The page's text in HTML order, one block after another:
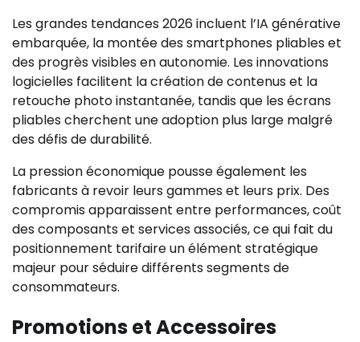
Les grandes tendances 2026 incluent l’IA générative
embarquée, la montée des smartphones pliables et
des progrès visibles en autonomie. Les innovations
logicielles facilitent la création de contenus et la
retouche photo instantanée, tandis que les écrans
pliables cherchent une adoption plus large malgré
des défis de durabilité.
La pression économique pousse également les
fabricants à revoir leurs gammes et leurs prix. Des
compromis apparaissent entre performances, coût
des composants et services associés, ce qui fait du
positionnement tarifaire un élément stratégique
majeur pour séduire différents segments de
consommateurs.
Promotions et Accessoires